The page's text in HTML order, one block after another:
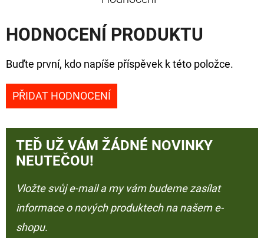
HODNOCENÍ PRODUKTU
Buďte první, kdo napíše příspěvek k této položce.
PŘIDAT HODNOCENÍ
TEĎ UŽ VÁM ŽÁDNÉ NOVINKY
NEUTEČOU!
Vložte svůj e-mail a my vám budeme zasílat
informace o nových produktech na našem e-
shopu.